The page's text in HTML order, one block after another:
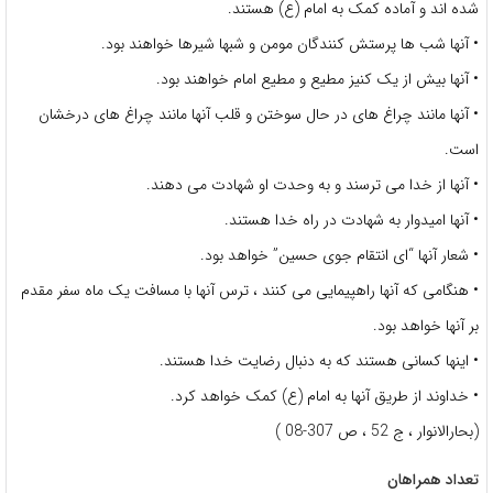
شده اند و آماده کمک به امام (ع) هستند.
• آنها شب ها پرستش کنندگان مومن و شبها شیرها خواهند بود.
• آنها بیش از یک کنیز مطیع و مطیع امام خواهند بود.
• آنها مانند چراغ های در حال سوختن و قلب آنها مانند چراغ های درخشان
است.
• آنها از خدا می ترسند و به وحدت او شهادت می دهند.
• آنها امیدوار به شهادت در راه خدا هستند.
• شعار آنها “ای انتقام جوی حسین” خواهد بود.
• هنگامی که آنها راهپیمایی می کنند ، ترس آنها با مسافت یک ماه سفر مقدم
بر آنها خواهد بود.
• اینها کسانی هستند که به دنبال رضایت خدا هستند.
• خداوند از طریق آنها به امام (ع) کمک خواهد کرد.
(بحارالانوار ، ج 52 ، ص 307-08 )
تعداد همراهان